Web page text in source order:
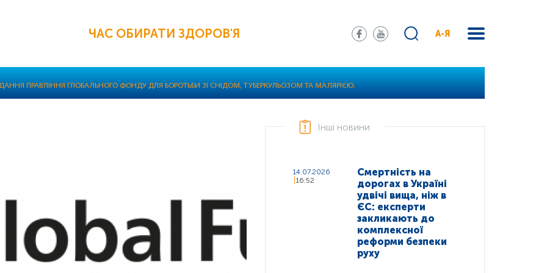
ЧАС ОБИРАТИ ЗДОРОВ'Я А-Я
ПРАВЛІННЯ ГЛОБАЛЬНОГО ФОНДУ ДЛЯ БОРОТЬБИ ЗІ СНІДОМ, ТУБЕРКУЛЬОЗОМ ТА МАЛЯРІЄЮ.
Інші новини
14.07.2026
16:52
Смертність на
дорогах в Україні
удвічі вища, ніж в
ЄС: експерти
закликають до
комплексної
реформи безпеки
руху